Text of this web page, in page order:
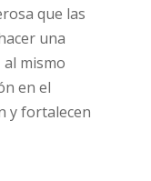
que las
una
mismo
en el
y fortalecen